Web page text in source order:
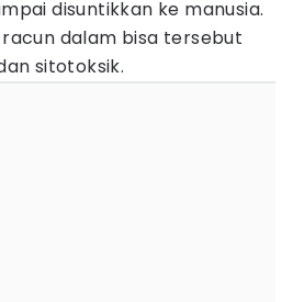
disuntikkan ke manusia.
dalam bisa tersebut
sitotoksik.